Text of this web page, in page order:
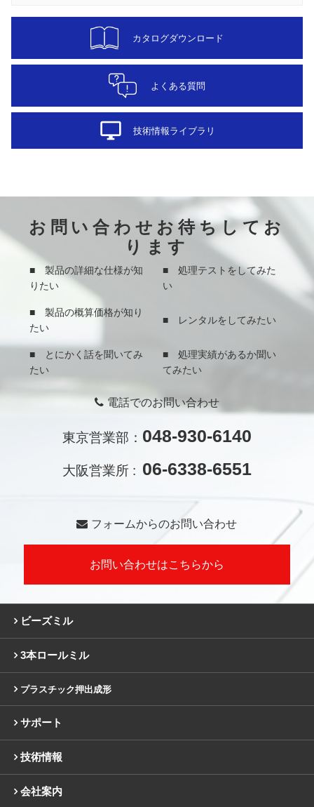
カタログダウンロード
よくある質問
desktop_windows 技術情報ライブラリ
お問い合わせお待ちしてお
ります
■ 製品の詳細な仕様が知
りたい
■ 処理テストをしてみた
い
■ 製品の概算価格が知り
たい
■ レンタルをしてみたい
■ とにかく話を聞いてみ
たい
■ 処理実績があるか聞い
てみたい
電話でのお問い合わせ
東京営業部： 048-930-6140
大阪営業所 : 06-6338-6551
フォームからのお問い合わせ
お問い合わせはこちらから
ビーズミル
3本ロールミル
プラスチック押出成形
サポート
技術情報
会社案内